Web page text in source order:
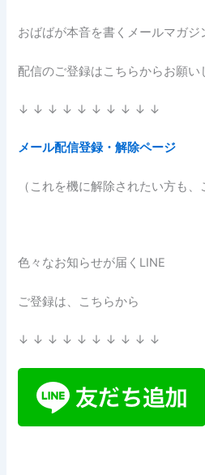
おばばが本音を書くメールマガジ
配信のご登録はこちらからお願い
↓ ↓ ↓ ↓ ↓ ↓ ↓ ↓ ↓ ↓
メール配信登録・解除ページ
（これを機に解除されたい方も、
色々なお知らせが届くLINE
ご登録は、こちらから
↓ ↓ ↓ ↓ ↓ ↓ ↓ ↓ ↓ ↓